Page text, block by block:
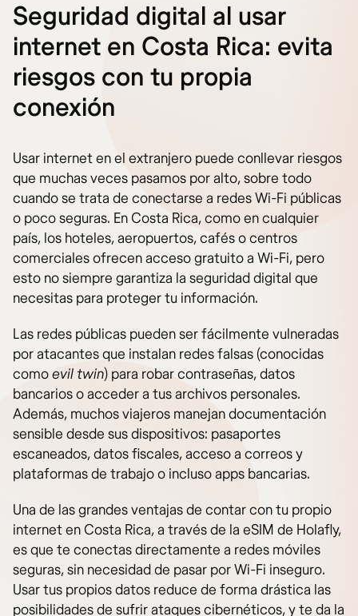
Seguridad digital al usar
internet en Costa Rica: evita
riesgos con tu propia
conexión
Usar internet en el extranjero puede conllevar riesgos
que muchas veces pasamos por alto, sobre todo
cuando se trata de conectarse a redes Wi-Fi públicas
o poco seguras. En Costa Rica, como en cualquier
país, los hoteles, aeropuertos, cafés o centros
comerciales ofrecen acceso gratuito a Wi-Fi, pero
esto no siempre garantiza la seguridad digital que
necesitas para proteger tu información.
Las redes públicas pueden ser fácilmente vulneradas
por atacantes que instalan redes falsas (conocidas
comoevil twin) para robar contraseñas, datos
bancarios o acceder a tus archivos personales.
Además, muchos viajeros manejan documentación
sensible desde sus dispositivos: pasaportes
escaneados, datos fiscales, acceso a correos y
plataformas de trabajo o incluso apps bancarias.
Una de las grandes ventajas de contar con tu propio
internet en Costa Rica, a través de la eSIM de Holafly,
es que te conectas directamente a redes móviles
seguras, sin necesidad de pasar por Wi-Fi inseguro.
Usar tus propios datos reduce de forma drástica las
posibilidades de sufrir ataques cibernéticos, y te da la